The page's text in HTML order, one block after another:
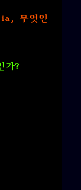
무엇인
가?